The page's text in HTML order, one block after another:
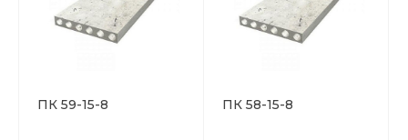
ПК 59-15-8 ПК 58-15-8